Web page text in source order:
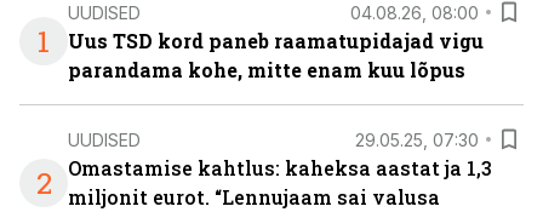
1
UUDISED 04.08.26, 08:00
Uus TSD kord paneb raamatupidajad vigu
parandama kohe, mitte enam kuu lõpus
2
UUDISED 29.05.25, 07:30
Omastamise kahtlus: kaheksa aastat ja 1,3
miljonit eurot. “Lennujaam sai valusa